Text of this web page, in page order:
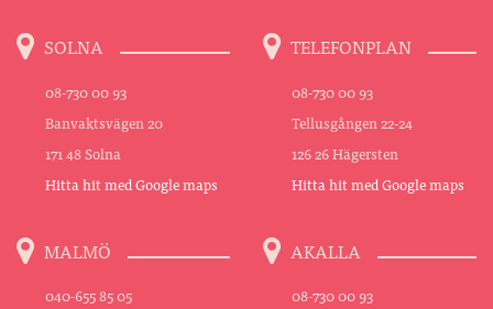
SOLNA
08-730 00 93
Banvaktsvägen 20
171 48 Solna
Hitta hit med Google maps
TELEFONPLAN
08-730 00 93
Tellusgången 22-24
126 26 Hägersten
Hitta hit med Google maps
MALMÖ
040-655 85 05
AKALLA
08-730 00 93